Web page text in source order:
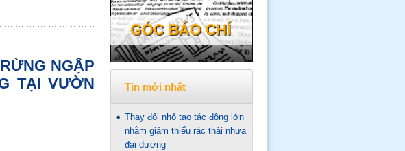
NGẬP
TẠI VƯỜN
Tin mới nhất
Thay đổi nhỏ tạo tác động lớn
nhằm giảm thiểu rác thải nhựa
đại dương